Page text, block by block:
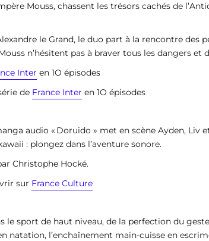
Mouss, chassent les trésors cachés de
le Grand, le duo part à la rencontre des
n’hésitent pas à braver tous les dangers et
Inter en 1O épisodes
de France Inter en 1O épisodes
audio « Doruido » met en scène Ayden, Liv
: plongez dans l’aventure sonore.
Christophe Hocké.
sur France Culture
le sport de haut niveau, de la perfection du
natation, l’enchaînement main-cuisse en